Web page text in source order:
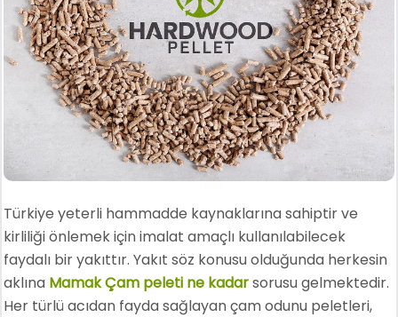
Türkiye yeterli hammadde kaynaklarına sahiptir ve
kirliliği önlemek için imalat amaçlı kullanılabilecek
faydalı bir yakıttır. Yakıt söz konusu olduğunda herkesin
aklına Mamak Çam peleti ne kadarsorusu gelmektedir.
Her türlü acıdan fayda sağlayan çam odunu peletleri,